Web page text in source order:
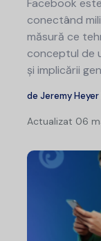
Facebook
conectând
măsură ce
conceptul de
și implicării
de Jeremy Heyer
Actualizat 06